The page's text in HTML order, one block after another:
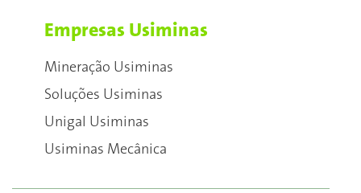
Empresas Usiminas
Mineração Usiminas
Soluções Usiminas
Unigal Usiminas
Usiminas Mecânica